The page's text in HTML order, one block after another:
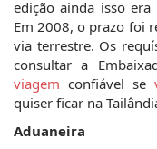
edição ainda isso era
Em 2008, o prazo foi
via terrestre. Os
consultar a
viagem confiável se
quiser ficar na
Aduaneira